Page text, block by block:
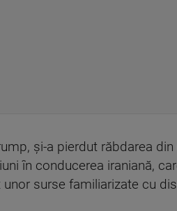
și-a pierdut răbdarea
în conducerea iraniană,
surse familiarizate cu